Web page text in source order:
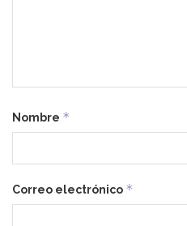
Nombre *
Correo electrónico *